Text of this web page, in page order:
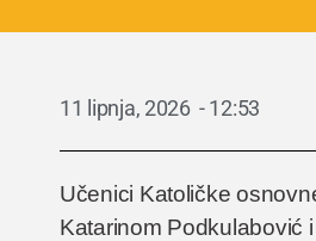
11 lipnja, 2026 -12:53
Učenici Katoličke
Katarinom Podkulabović